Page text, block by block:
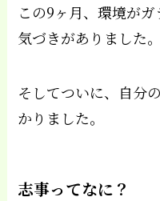
この9ヶ月、環境が
気づきがありました。
そしてついに、自分
かりました。
志事ってなに？